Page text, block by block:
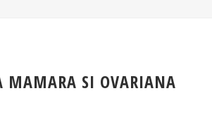
MAMARA SI OVARIANA